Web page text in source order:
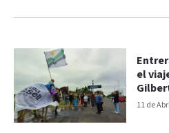
11 de
el